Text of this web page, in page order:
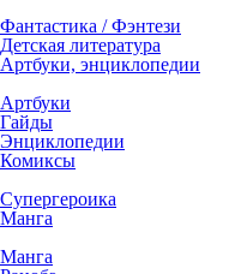
Фантастика / Фэнтези
Детская литература
Артбуки, энциклопедии
Артбуки
Гайды
Энциклопедии
Комиксы
Супергероика
Манга
Манга